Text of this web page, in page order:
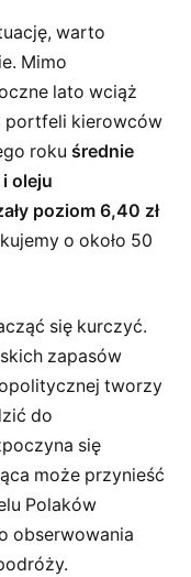
warto
Mimo
lato wciąż
portfeli kierowców
roku średnie
oleju
poziom 6,40 zł
o około 50
się kurczyć.
zapasów
tworzy
do
się
może przynieść
Polaków
obserwowania